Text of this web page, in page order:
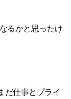
るかと思ったけ
だ仕事とプライ